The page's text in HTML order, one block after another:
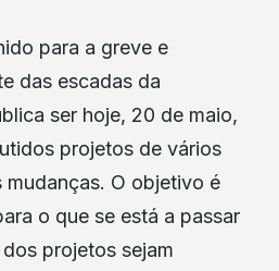
para a greve e
das escadas da
ser hoje, 20 de maio,
projetos de vários
O objetivo é
o que se está a passar
projetos sejam